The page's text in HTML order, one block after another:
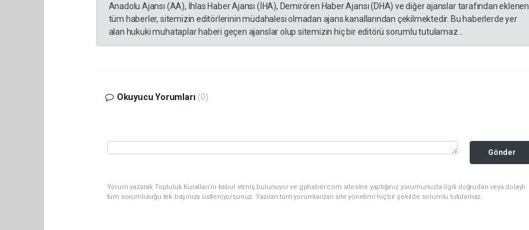
Anadolu Ajansı (AA), İhlas Haber Ajansı (İHA), Demirören Haber Ajansı (DHA) ve diğer ajanslar tarafından eklenen
tüm haberler, sitemizin editörlerinin müdahalesi olmadan ajans kanallarından çekilmektedir. Bu haberlerde yer
alan hukuki muhataplar haberi geçen ajanslar olup sitemizin hiç bir editörü sorumlu tutulamaz...
Okuyucu Yorumları (0)
Gönder
Yorum yazarak Topluluk Kuralları’nı kabul etmiş bulunuyor ve gphaber.com sitesine yaptığınız yorumunuzla ilgili doğrudan veya dolaylı
tüm sorumluluğu tek başınıza üstleniyorsunuz. Yazılan tüm yorumlardan site yönetimi hiçbir şekilde sorumlu tutulamaz.